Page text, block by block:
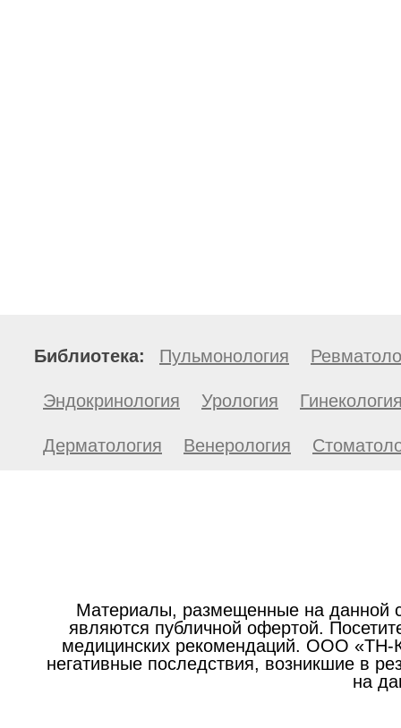
Библиотека: Пульмонология
Эндокринология Урология
Дерматология Венерология
Материалы, размещенные на данной
являются публичной офертой.
медицинских рекомендаций. ООО «ТН-
негативные последствия, возникшие в
на